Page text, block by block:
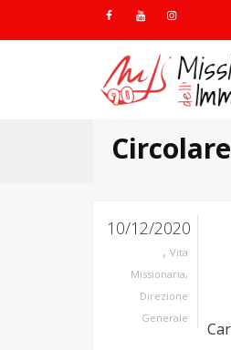
10/12/2020
, Vita
Missionaria,
Direzione
Generale